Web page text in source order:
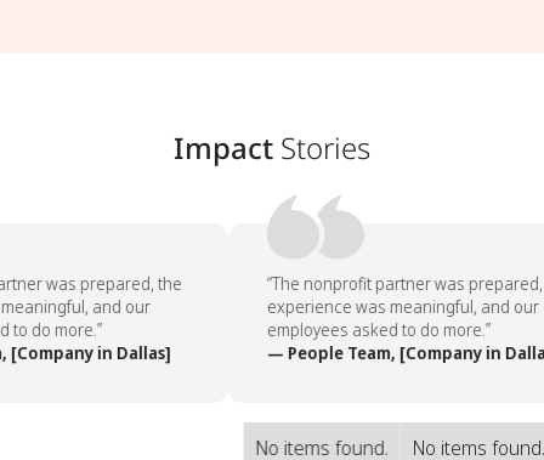
Impact Stories
was prepared, the
and our
do more.”
in Dallas]
“The nonprofit partner was prepared,
experience was meaningful, and our
employees asked to do more.”
— People Team, [Company in
No items found. No items